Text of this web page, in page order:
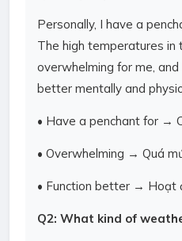
Personally, I have a
The high temperatures in
overwhelming for me,
better mentally and
• Have a penchant for →
• Overwhelming → Quá
• Function better → Hoạt
Q2: What kind of